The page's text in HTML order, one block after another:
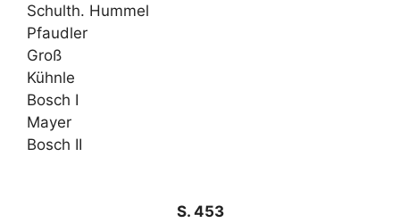
Schulth. Hummel
Pfaudler
Groß
Kühnle
Bosch I
Mayer
Bosch II
S. 453